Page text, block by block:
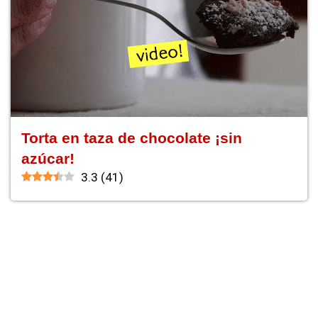
Torta en taza de chocolate ¡sin
azúcar!
3.3 (41 )